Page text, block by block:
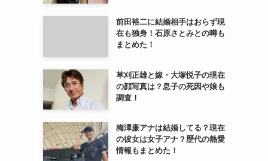
前田裕二に結婚相手はおらず現
在も独身！石原さとみとの噂も
まとめた！
草刈正雄と嫁・大塚悦子の現在
の顔写真は？息子の死因や娘も
調査！
梅澤廉アナは結婚してる？現在
の彼女は女子アナ？歴代の熱愛
情報もまとめた！